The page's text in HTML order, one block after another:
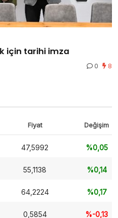
için tarihi imza
0 8
Fiyat Değişim
47,5992 %0,05
55,1138 %0,14
64,2224 %0,17
0,5854 %-0,13